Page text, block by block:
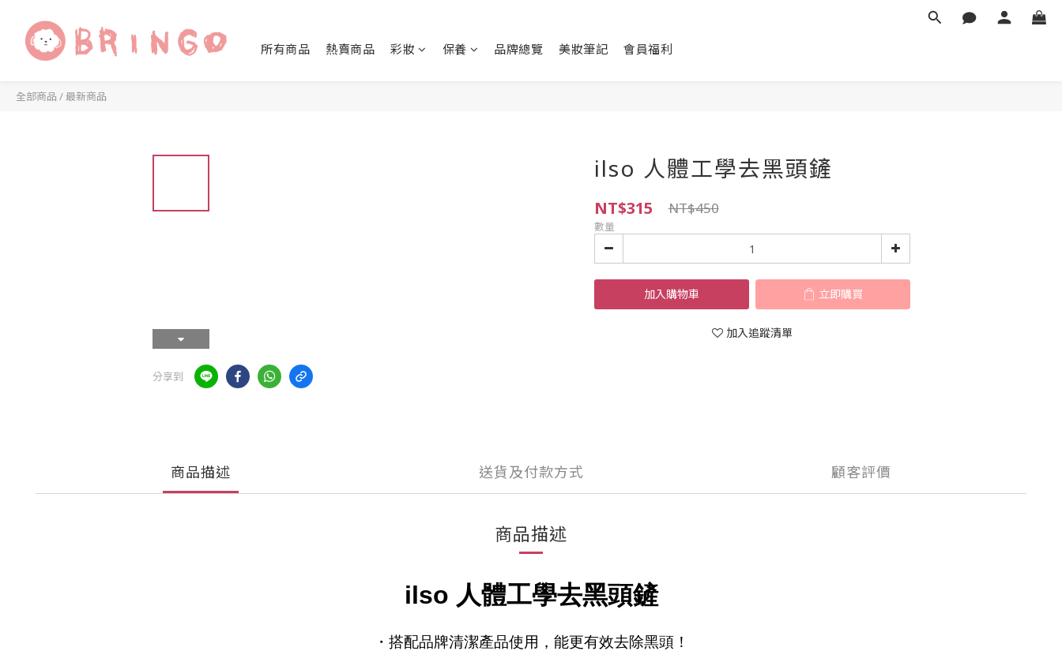
所有商品 熱賣商品 彩妝 保養 品牌總覽 美妝筆記 會員福利
全部商品 /最新商品
分享到
ilso 人體工學去黑頭鏟
NT$315 NT$450
數量
加入購物車 立即購買
加入追蹤清單
商品描述 送貨及付款方式 顧客評價
商品描述
ilso 人體工學去黑頭鏟
・ 搭配品牌清潔產品使用，能更有效去除黑頭！